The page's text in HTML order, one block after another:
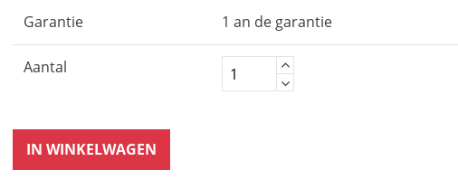
Garantie 1 an de garantie
Aantal
IN WINKELWAGEN